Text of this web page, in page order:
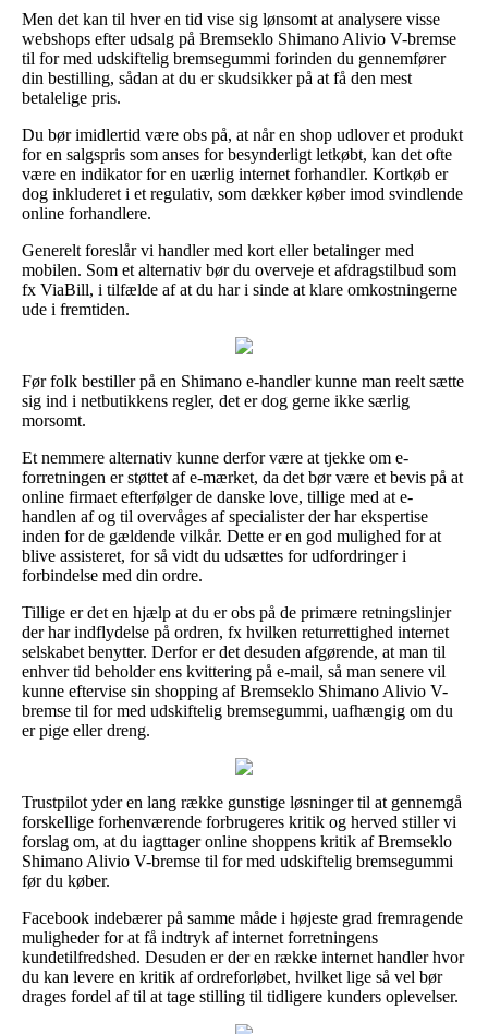
Men det kan til hver en tid vise sig lønsomt at analysere visse
webshops efter udsalg på Bremseklo Shimano Alivio V-bremse
til for med udskiftelig bremsegummi forinden du gennemfører
din bestilling, sådan at du er skudsikker på at få den mest
betalelige pris.
Du bør imidlertid være obs på, at når en shop udlover et produkt
for en salgspris som anses for besynderligt letkøbt, kan det ofte
være en indikator for en uærlig internet forhandler. Kortkøb er
dog inkluderet i et regulativ, som dækker køber imod svindlende
online forhandlere.
Generelt foreslår vi handler med kort eller betalinger med
mobilen. Som et alternativ bør du overveje et afdragstilbud som
fx ViaBill, i tilfælde af at du har i sinde at klare omkostningerne
ude i fremtiden.
Før folk bestiller på en Shimano e-handler kunne man reelt sætte
sig ind i netbutikkens regler, det er dog gerne ikke særlig
morsomt.
Et nemmere alternativ kunne derfor være at tjekke om e-
forretningen er støttet af e-mærket, da det bør være et bevis på at
online firmaet efterfølger de danske love, tillige med at e-
handlen af og til overvåges af specialister der har ekspertise
inden for de gældende vilkår. Dette er en god mulighed for at
blive assisteret, for så vidt du udsættes for udfordringer i
forbindelse med din ordre.
Tillige er det en hjælp at du er obs på de primære retningslinjer
der har indflydelse på ordren, fx hvilken returrettighed internet
selskabet benytter. Derfor er det desuden afgørende, at man til
enhver tid beholder ens kvittering på e-mail, så man senere vil
kunne eftervise sin shopping af Bremseklo Shimano Alivio V-
bremse til for med udskiftelig bremsegummi, uafhængig om du
er pige eller dreng.
Trustpilot yder en lang række gunstige løsninger til at gennemgå
forskellige forhenværende forbrugeres kritik og herved stiller vi
forslag om, at du iagttager online shoppens kritik af Bremseklo
Shimano Alivio V-bremse til for med udskiftelig bremsegummi
før du køber.
Facebook indebærer på samme måde i højeste grad fremragende
muligheder for at få indtryk af internet forretningens
kundetilfredshed. Desuden er der en række internet handler hvor
du kan levere en kritik af ordreforløbet, hvilket lige så vel bør
drages fordel af til at tage stilling til tidligere kunders oplevelser.